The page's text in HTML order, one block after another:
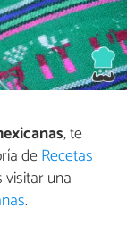
, te
deRecetas
visitar una
.